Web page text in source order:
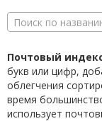
Поиск по
Почтовый
букв или цифр,
облегчения
время
использует